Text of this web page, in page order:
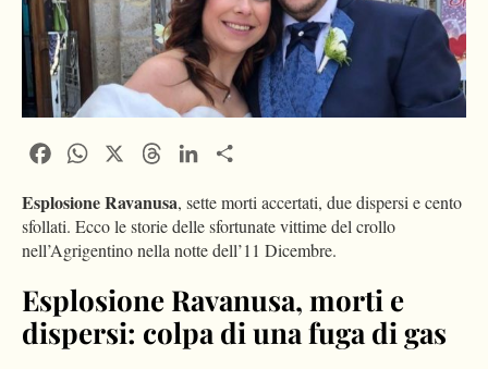
FacebookWhatsApp ThreadsLinkedIn
Esplosione Ravanusa, sette morti accertati, due dispersi e cento
sfollati. Ecco le storie delle sfortunate vittime del crollo
nell’Agrigentino nella notte dell’11 Dicembre.
Esplosione Ravanusa, morti e
dispersi: colpa di una fuga di gas